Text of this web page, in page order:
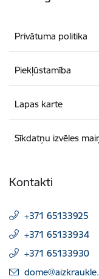
Privātuma politika
Piekļūstamība
Lapas karte
Sīkdatņu izvēles
Kontakti
+371 65133925
+371 65133934
+371 65133930
E-pasts: